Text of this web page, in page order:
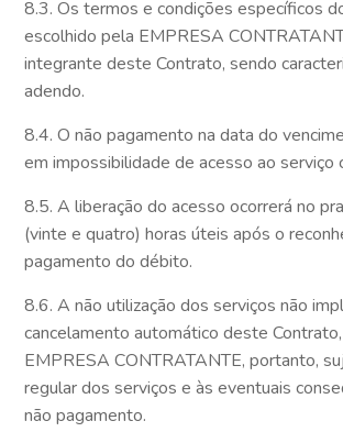
8.3. Os termos e condições específicos
escolhido pela EMPRESA
integrante deste Contrato, sendo
adendo.
8.4. O não pagamento na data do
em impossibilidade de acesso ao serviço
8.5. A liberação do acesso ocorrerá no
(vinte e quatro) horas úteis após o
pagamento do débito.
8.6. A não utilização dos serviços não
cancelamento automático deste
EMPRESA CONTRATANTE, portanto,
regular dos serviços e às eventuais
não pagamento.